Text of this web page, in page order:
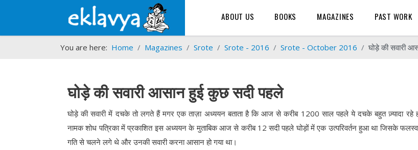
ABOUT US BOOKS MAGAZINES PAST WORK
You are here: Home Magazines Srote Srote - 2016 Srote - October 2016 घोड़े की सवारी
घोड़े की सवारी आसान हुई कुछ सदी पहले
घोड़े की सवारी में दचके तो लगते हैं मगर एक ताज़ा अध्ययन बताता है कि आज से करीब 1200 साल पहले ये दचके बहुत ज़्यादा रहे
नामक शोध पत्रिका में प्रकाशित इस अध्ययन के मुताबिक आज से करीब 12 सदी पहले घोड़ों में एक उत्परिवर्तन हुआ था जिसके
गति से चलने लगे थे और उनकी सवारी करना आसान हो गया था।